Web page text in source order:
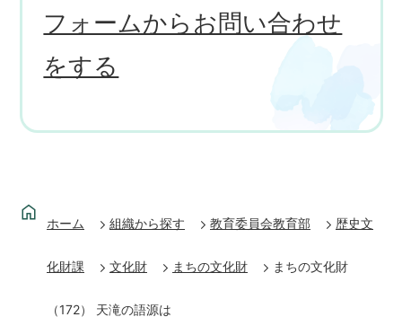
フォームからお問い合わせ
をする
ホーム 組織から探す 教育委員会教育部 歴史文
化財課 文化財 まちの文化財 まちの文化財
（172） 天滝の語源は